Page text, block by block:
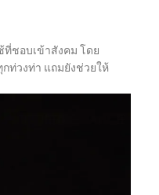
ชอบเข้าสังคม โดย
ท่วงท่า แถมยังช่วยให้